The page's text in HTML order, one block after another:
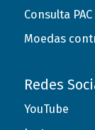
Consulta PAC
Moedas
Redes
YouTube